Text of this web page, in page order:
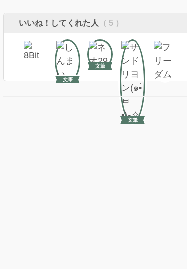
いいね！してくれた人 （ 5 ）
文筆
文筆
文筆